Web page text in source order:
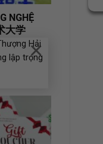
×
NGHỆ
大学
Hải
lập trọng